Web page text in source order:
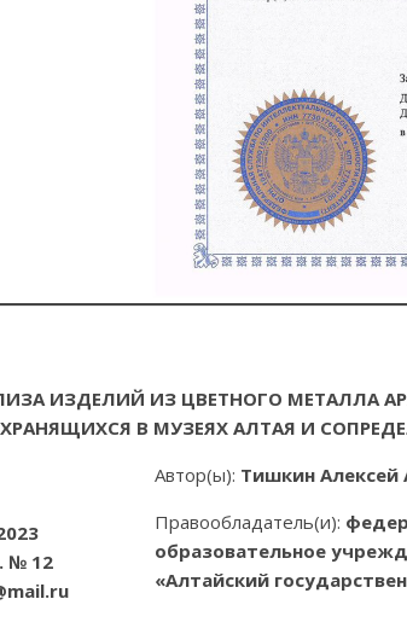
ИЗДЕЛИЙ ИЗ ЦВЕТНОГО МЕТАЛЛА
В МУЗЕЯХ АЛТАЯ И
№ 12
Автор(ы): Тишкин Алексей
Правообладатель(и):
образовательное
«Алтайский